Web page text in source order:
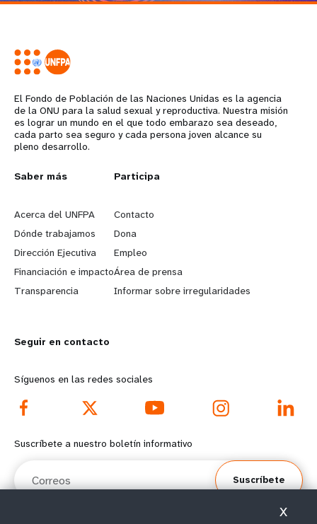
El Fondo de Población de las Naciones Unidas es la agencia
de la ONU para la salud sexual y reproductiva. Nuestra misión
es lograr un mundo en el que todo embarazo sea deseado,
cada parto sea seguro y cada persona joven alcance su
pleno desarrollo.
L
e
a
r
n
o
r
e
f
o
Saber más
Acerca del UNFPA
Dónde trabajamos
Dirección Ejecutiva
Financiación e impacto
Transparencia
G
o
b
e
y
d
o
t
Participa
Contacto
Dona
Empleo
Área de prensa
Informar sobre irregularidades
Seguir en contacto
Síguenos en las redes sociales
Suscríbete a nuestro boletín informativo
Suscríbete
X